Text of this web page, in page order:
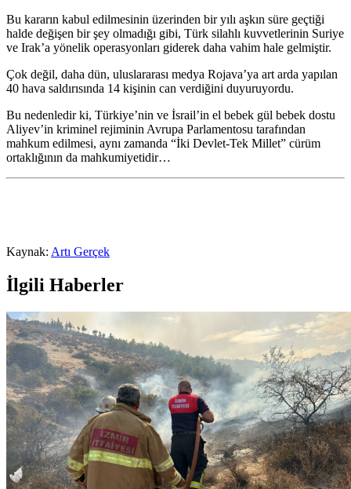
Bu kararın kabul edilmesinin üzerinden bir yılı aşkın süre geçtiği
halde değişen bir şey olmadığı gibi, Türk silahlı kuvvetlerinin Suriye
ve Irak’a yönelik operasyonları giderek daha vahim hale gelmiştir.
Çok değil, daha dün, uluslararası medya Rojava’ya art arda yapılan
40 hava saldırısında 14 kişinin can verdiğini duyuruyordu.
Bu nedenledir ki, Türkiye’nin ve İsrail’in el bebek gül bebek dostu
Aliyev’in kriminel rejiminin Avrupa Parlamentosu tarafından
mahkum edilmesi, aynı zamanda “İki Devlet-Tek Millet” cürüm
ortaklığının da mahkumiyetidir…
Kaynak: Artı Gerçek
İlgili Haberler